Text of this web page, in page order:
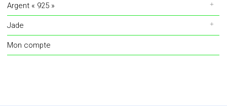
Argent « 925 »
Jade
Mon compte